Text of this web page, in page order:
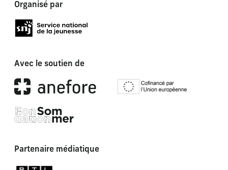
Organisé par
Avec le soutien de
Partenaire médiatique